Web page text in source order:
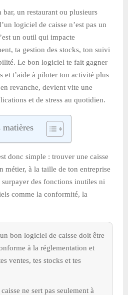
bar, un restaurant ou plusieurs
logiciel de caisse n’est pas un
un outil qui impacte
ta gestion des stocks, ton suivi
Le bon logiciel te fait gagner
et t’aide à piloter ton activité plus
revanche, devient vite une
et de stress au quotidien.
matières
donc simple : trouver une caisse
métier, à la taille de ton entreprise
surpayer des fonctions inutiles ni
comme la conformité, la
un bon logiciel de caisse doit être
à la réglementation et
ventes, tes stocks et tes
ne sert pas seulement à